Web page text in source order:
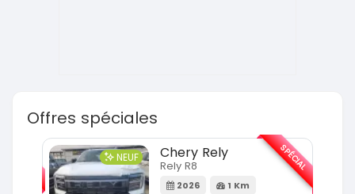
Offres spéciales
NEUF Chery Rely
Rely R8
2026 1 Km
SPÉCIAL